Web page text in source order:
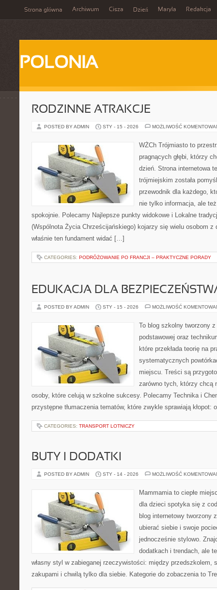
Strona główna Archiwum Cisza Dzień Maryla Redakcja
POLONIA
RODZINNE ATRAKCJE
POSTED BY ADMIN STY - 15 - 2026 MOŻLIWOŚĆ
WŻCh Trójmiasto to
pragnących głębi, którzy
dzień. Strona internetowa
trójmiejskim została
przewodnik dla każdego,
nie tylko informacja, ale
spokojnie. Polecamy Najlepsze punkty widokowe i Lokalne
(Wspólnota Życia Chrześcijańskiego) kojarzy się wielu osobom z
właśnie ten fundament widać […]
CATEGORIES: PODRÓŻOWANIE PO FRANCJI – PRAKTYCZNE PORADY
EDUKACJA DLA
POSTED BY ADMIN STY - 15 - 2026 MOŻLIWOŚĆ
To blog szkolny tworzony
podstawowej oraz
które przekłada teorię na
systematycznych
miejscu. Treści są
zarówno tych, którzy chcą
osoby, które celują w szkolne sukcesy. Polecamy Technika i
przystępne tłumaczenia tematów, które zwykle sprawiają
CATEGORIES: TRANSPORT LOTNICZY
BUTY I DODATKI
POSTED BY ADMIN STY - 14 - 2026 MOŻLIWOŚĆ
Mammamia to ciepłe
dla dzieci spotyka się z
blog internetowy tworzony
ubierać siebie i swoje
jednocześnie stylowo.
dodatkach i trendach, ale
własny styl w zabieganej rzeczywistości: między przedszkolem,
zakupami i chwilą tylko dla siebie. Kategorie do zobaczenia to